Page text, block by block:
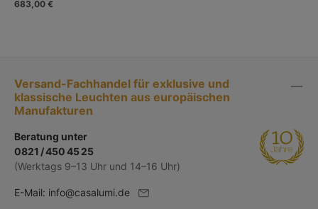
683,00 €
Versand-Fachhandel für exklusive und
klassische Leuchten aus europäischen
Manufakturen
Beratung unter
0821 / 450 45 25
(Werktags 9–13 Uhr und 14–16 Uhr)
E-Mail: info@casalumi.de